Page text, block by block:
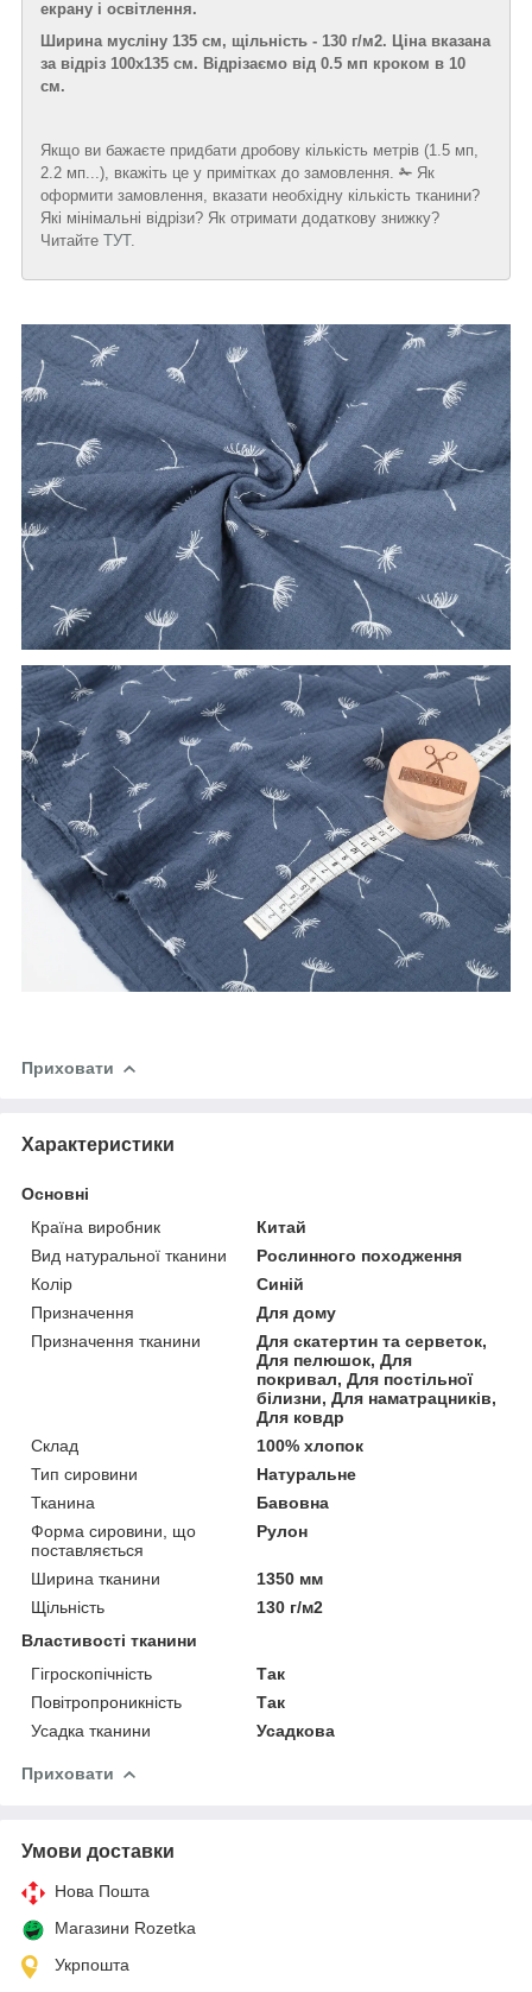
екрану і освітлення.
Ширина мусліну 135 см, щільність - 130 г/м2. Ціна вказана
за відріз 100х135 см. Відрізаємо від 0.5 мп кроком в 10
см.
Якщо ви бажаєте придбати дробову кількість метрів (1.5 мп,
2.2 мп...), вкажіть це у примітках до замовлення. ✁ Як
оформити замовлення, вказати необхідну кількість тканини?
Які мінімальні відрізи? Як отримати додаткову знижку?
Читайте ТУТ.
Приховати
Характеристики
Основні
Країна виробник
Китай
Вид натуральної тканини
Рослинного походження
Колір
Синій
Призначення
Для дому
Призначення тканини
Для скатертин та серветок,
Для пелюшок, Для
покривал, Для постільної
білизни, Для наматрацників,
Для ковдр
Склад
100% хлопок
Тип сировини
Натуральне
Тканина
Бавовна
Форма сировини, що
поставляється
Рулон
Ширина тканини
1350 мм
Щільність
130 г/м2
Властивості тканини
Гігроскопічність
Так
Повітропроникність
Так
Усадка тканини
Усадкова
Приховати
Умови доставки
Нова Пошта
Магазини Rozetka
Укрпошта